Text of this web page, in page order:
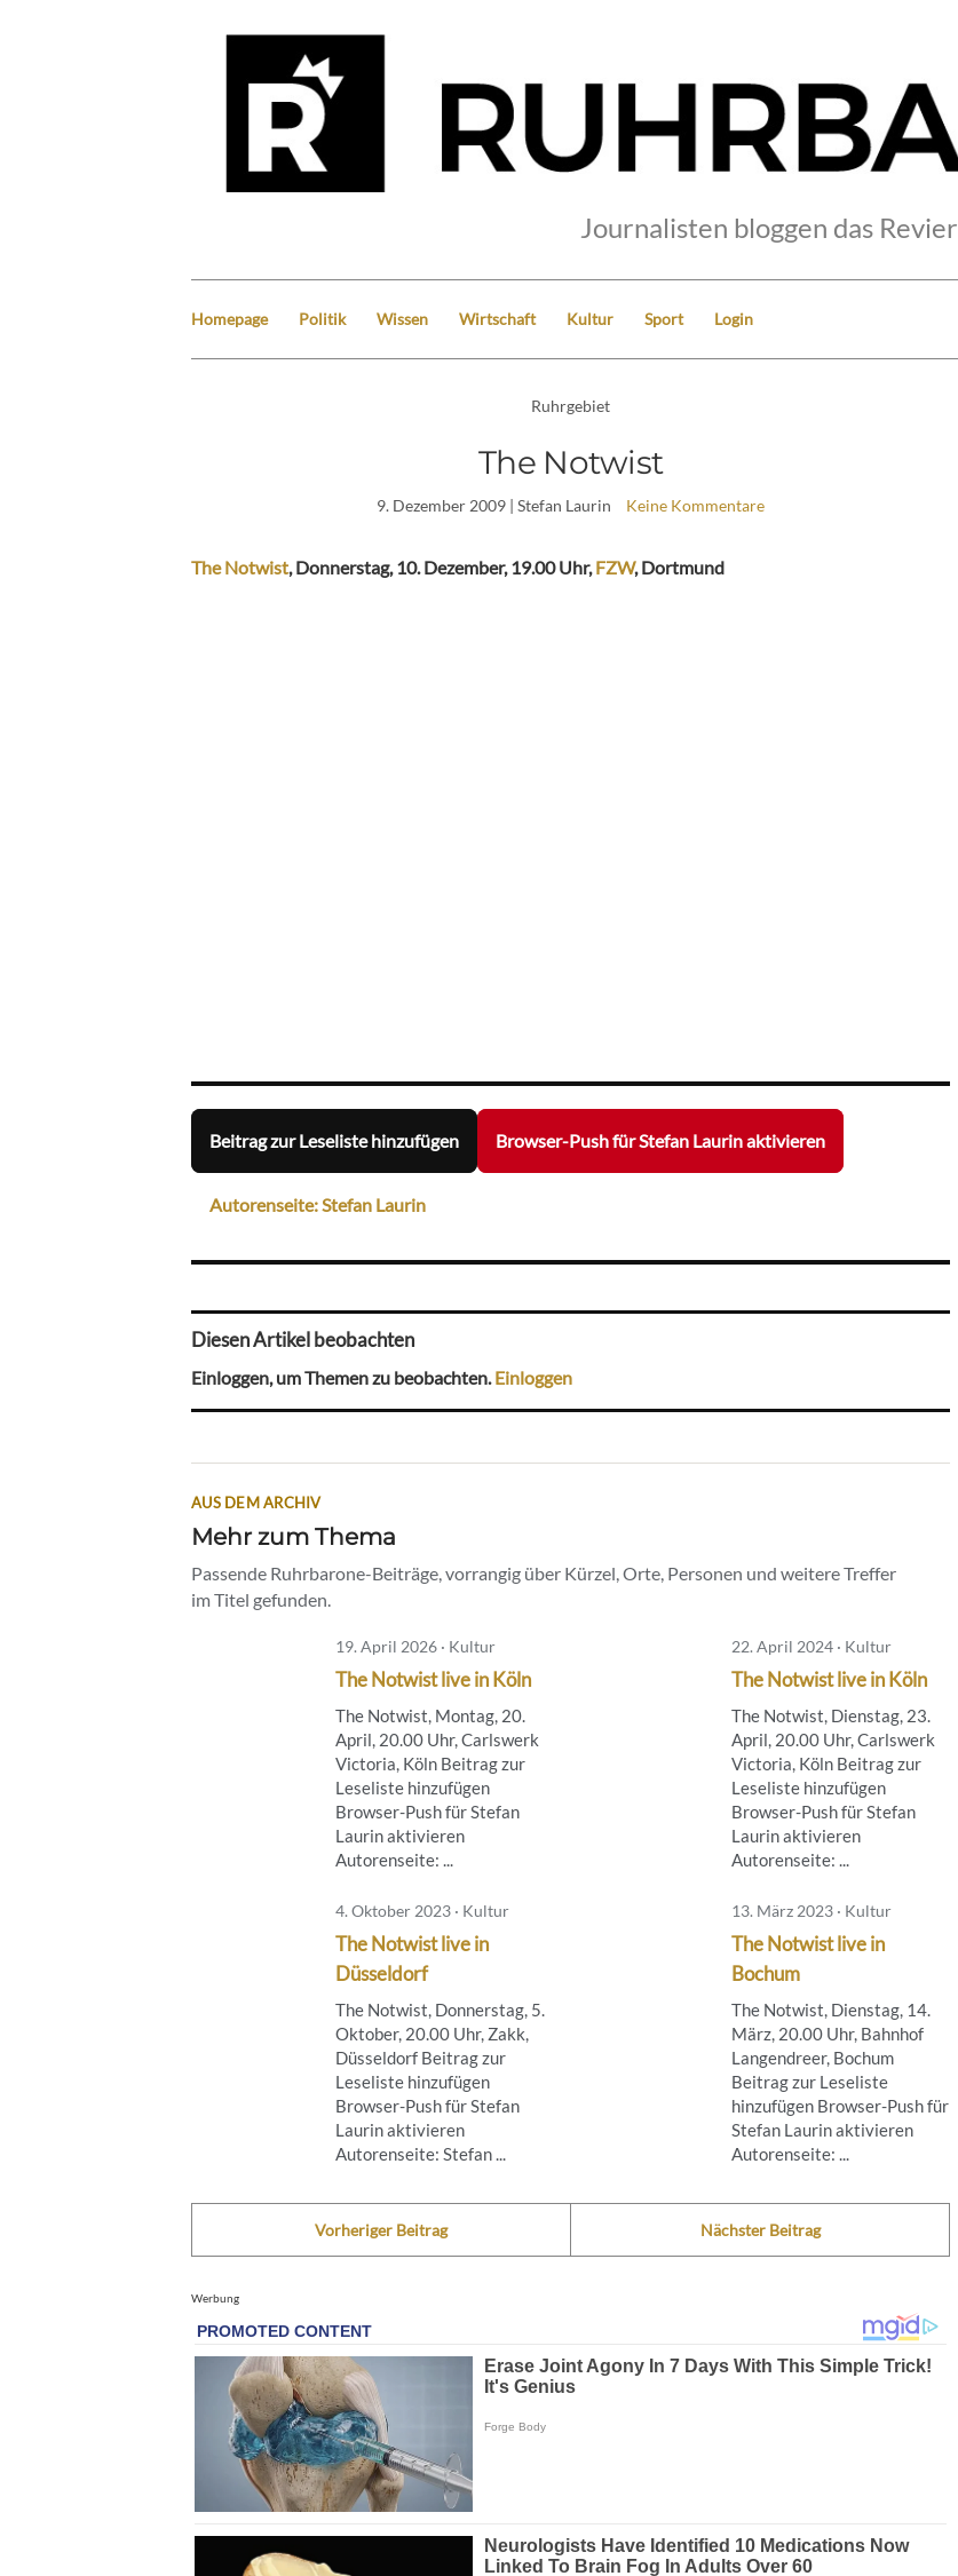
Journalisten bloggen das Revier
Homepage Politik Wissen Wirtschaft Kultur Sport Login
Ruhrgebiet
The Notwist
9. Dezember 2009 | Stefan Laurin Keine Kommentare
The Notwist, Donnerstag, 10. Dezember, 19.00 Uhr, FZW, Dortmund
Beitrag zur Leseliste hinzufügen Browser-Push für Stefan Laurin aktivieren
Autorenseite: Stefan Laurin
Diesen Artikel beobachten
Einloggen, um Themen zu beobachten.Einloggen
AUS DEM ARCHIV
Mehr zum Thema
Passende Ruhrbarone-Beiträge, vorrangig über Kürzel, Orte, Personen und weitere Treffer
im Titel gefunden.
19. April 2026 · Kultur
The Notwist live in Köln
The Notwist, Montag, 20.
April, 20.00 Uhr, Carlswerk
Victoria, Köln Beitrag zur
Leseliste hinzufügen
Browser-Push für Stefan
Laurin aktivieren
Autorenseite: ...
22. April 2024 · Kultur
The Notwist live in Köln
The Notwist, Dienstag, 23.
April, 20.00 Uhr, Carlswerk
Victoria, Köln Beitrag zur
Leseliste hinzufügen
Browser-Push für Stefan
Laurin aktivieren
Autorenseite: ...
4. Oktober 2023 · Kultur
The Notwist live in
Düsseldorf
The Notwist, Donnerstag, 5.
Oktober, 20.00 Uhr, Zakk,
Düsseldorf Beitrag zur
Leseliste hinzufügen
Browser-Push für Stefan
Laurin aktivieren
Autorenseite: Stefan ...
13. März 2023 · Kultur
The Notwist live in
Bochum
The Notwist, Dienstag, 14.
März, 20.00 Uhr, Bahnhof
Langendreer, Bochum
Beitrag zur Leseliste
hinzufügen Browser-Push für
Stefan Laurin aktivieren
Autorenseite: ...
Vorheriger Beitrag Nächster Beitrag
Werbung